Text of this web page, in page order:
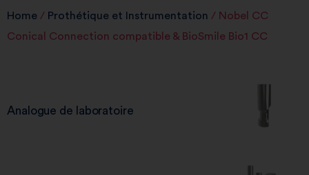
Home / Prothétique et Instrumentation / Nobel CC
Conical Connection compatible & BioSmile Bio1 CC
Analogue de laboratoire